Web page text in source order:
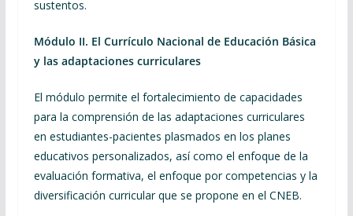
sustentos.
Módulo II. El Currículo Nacional de Educación Básica
y las adaptaciones curriculares
El módulo permite el fortalecimiento de capacidades
para la comprensión de las adaptaciones curriculares
en estudiantes-pacientes plasmados en los planes
educativos personalizados, así como el enfoque de la
evaluación formativa, el enfoque por competencias y la
diversificación curricular que se propone en el CNEB.